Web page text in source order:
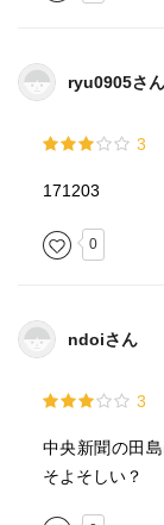
ryu0905さん
3
171203
0
ndoiさん
3
中央新聞の田
そよそしい？